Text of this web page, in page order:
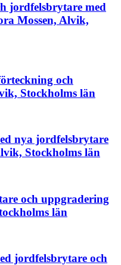
jordfelsbrytare med
Mossen, Alvik,
och
Stockholms län
nya jordfelsbrytare
Stockholms län
och uppgradering
län
jordfelsbrytare och